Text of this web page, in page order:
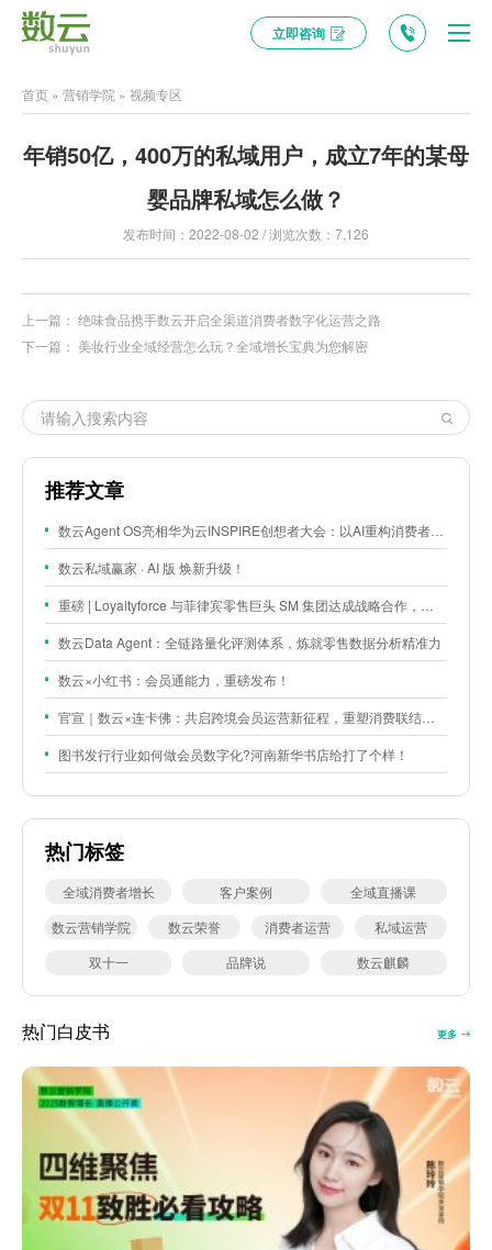
立即咨询
首页 » 营销学院 » 视频专区
年销50亿，400万的私域用户，成立7年的某母
婴品牌私域怎么做？
发布时间：2022-08-02 / 浏览次数：7,126
上一篇： 绝味食品携手数云开启全渠道消费者数字化运营之路
下一篇： 美妆行业全域经营怎么玩？全域增长宝典为您解密
推荐文章
数云Agent OS亮相华为云INSPIRE创想者大会：以AI重构消费者运营与零售营销新范式
数云私域赢家 · AI 版 焕新升级！
重磅 | Loyaltyforce 与菲律宾零售巨头 SM 集团达成战略合作，携手开启 SMAC 会员数智化运营新征程
数云Data Agent：全链路量化评测体系，炼就零售数据分析精准力
数云×小红书：会员通能力，重磅发布！
官宣｜数云×连卡佛：共启跨境会员运营新征程，重塑消费联结新体验
图书发行行业如何做会员数字化?河南新华书店给打了个样！
热门标签
全域消费者增长 客户案例
全域直播课
数云营销学院
数云荣誉 消费者运营
私域运营
双十一
品牌说 数云麒麟
热门白皮书 更多